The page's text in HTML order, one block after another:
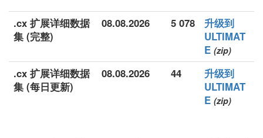
.cx 扩展详细数据
集 (完整)
08.08.2026 5 078
升级到
ULTIMAT
E (zip)
.cx 扩展详细数据
集 (每日更新)
08.08.2026 44
升级到
ULTIMAT
E (zip)